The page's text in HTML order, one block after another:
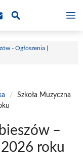
- Ogłoszenia |
/
Szkoła Muzyczna
–
roku